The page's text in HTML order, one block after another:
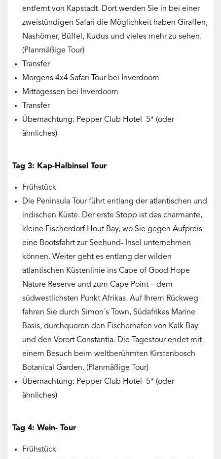
entfernt von Kapstadt. Dort werden Sie in bei einer
zweistündigen Safari die Möglichkeit haben Giraffen,
Nashörner, Büffel, Kudus und vieles mehr zu sehen.
(Planmäßige Tour)
Transfer
Morgens 4x4 Safari Tour bei Inverdoom
Mittagessen bei Inverdoom
Transfer
Übernachtung: Pepper Club Hotel 5* (oder
ähnliches)
Tag 3: Kap-Halbinsel Tour
Frühstück
Die Peninsula Tour führt entlang der atlantischen und
indischen Küste. Der erste Stopp ist das charmante,
kleine Fischerdorf Hout Bay, wo Sie gegen Aufpreis
eine Bootsfahrt zur Seehund- Insel unternehmen
können. Weiter geht es entlang der wilden
atlantischen Küstenlinie ins Cape of Good Hope
Nature Reserve und zum Cape Point – dem
südwestlichsten Punkt Afrikas. Auf Ihrem Rückweg
fahren Sie durch Simon´s Town, Südafrikas Marine
Basis, durchqueren den Fischerhafen von Kalk Bay
und den Vorort Constantia. Die Tagestour endet mit
einem Besuch beim weltberühmten Kirstenbosch
Botanical Garden. (Planmäßige Tour)
Übernachtung: Pepper Club Hotel 5* (oder
ähnliches)
Tag 4: Wein- Tour
Frühstück